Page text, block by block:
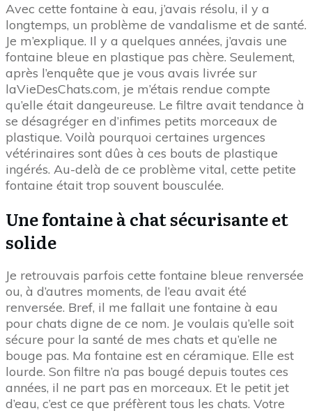
Avec cette fontaine à eau, j’avais résolu, il y a
longtemps, un problème de vandalisme et de santé.
Je m’explique. Il y a quelques années, j’avais une
fontaine bleue en plastique pas chère. Seulement,
après l’enquête que je vous avais livrée sur
laVieDesChats.com, je m’étais rendue compte
qu’elle était dangeureuse. Le filtre avait tendance à
se désagréger en d’infimes petits morceaux de
plastique. Voilà pourquoi certaines urgences
vétérinaires sont dûes à ces bouts de plastique
ingérés. Au-delà de ce problème vital, cette petite
fontaine était trop souvent bousculée.
Une fontaine à chat sécurisante et
solide
Je retrouvais parfois cette fontaine bleue renversée
ou, à d’autres moments, de l’eau avait été
renversée. Bref, il me fallait une fontaine à eau
pour chats digne de ce nom. Je voulais qu’elle soit
sécure pour la santé de mes chats et qu’elle ne
bouge pas. Ma fontaine est en céramique. Elle est
lourde. Son filtre n’a pas bougé depuis toutes ces
années, il ne part pas en morceaux. Et le petit jet
d’eau, c’est ce que préfèrent tous les chats. Votre